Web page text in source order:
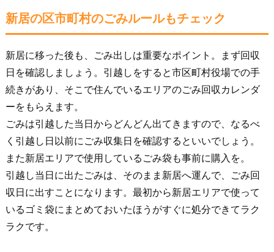
新居の区市町村のごみルールもチェック
新居に移った後も、ごみ出しは重要なポイント。まず回収
日を確認しましょう。引越しをすると市区町村役場での手
続きがあり、そこで住んでいるエリアのごみ回収カレンダ
ーをもらえます。
ごみは引越した当日からどんどん出てきますので、なるべ
く引越し日以前にごみ収集日を確認するといいでしょう。
また新居エリアで使用しているごみ袋も事前に購入を。
引越し当日に出たごみは、そのまま新居へ運んで、ごみ回
収日に出すことになります。最初から新居エリアで使って
いるゴミ袋にまとめておいたほうがすぐに処分できてラク
ラクです。